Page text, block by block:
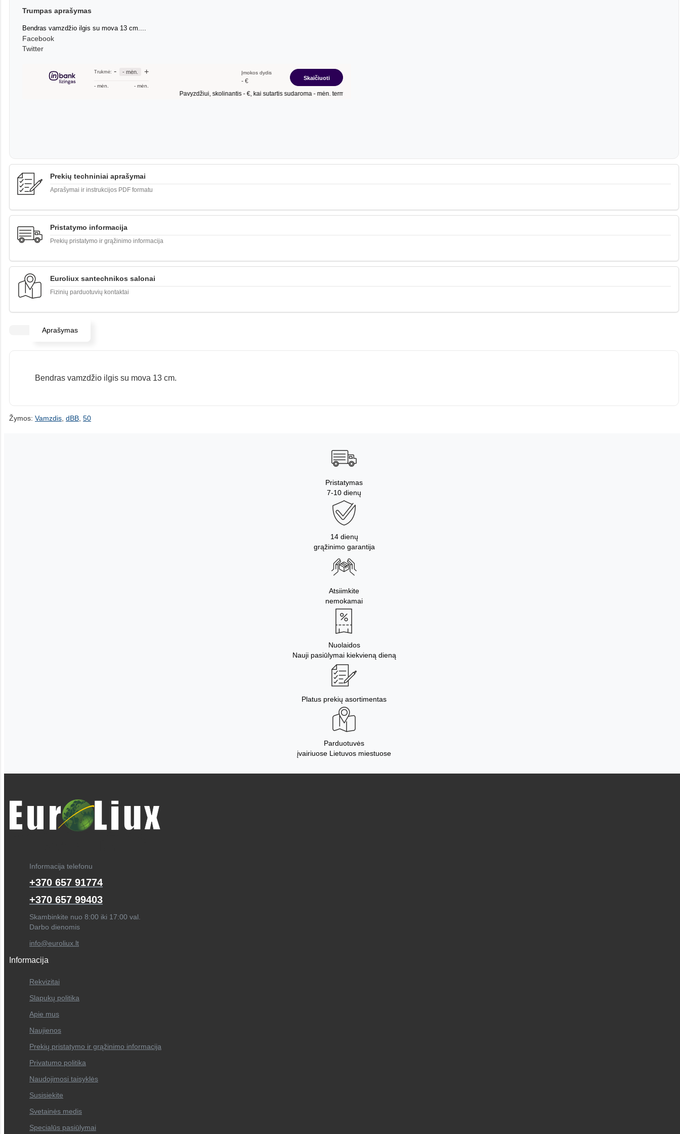
Trumpas aprašymas
Bendras vamzdžio ilgis su mova 13 cm....
Facebook
Twitter
Prekių techniniai aprašymai
Aprašymai ir instrukcijos PDF formatu
Pristatymo informacija
Prekių pristatymo ir grąžinimo informacija
Euroliux santechnikos salonai
Fizinių parduotuvių kontaktai
Aprašymas
Bendras vamzdžio ilgis su mova 13 cm.
Žymos: Vamzdis dBB 50
Pristatymas
7-10 dienų
14 dienų
grąžinimo garantija
Atsiimkite
nemokamai
Nuolaidos
Nauji pasiūlymai kiekvieną dieną
Platus prekių asortimentas
Parduotuvės
įvairiuose Lietuvos miestuose
Informacija telefonu
+370 657 91774
+370 657 99403
Skambinkite nuo 8:00 iki 17:00 val.
Darbo dienomis
info@euroliux.lt
Informacija
Rekvizitai
Slapukų politika
Apie mus
Naujienos
Prekių pristatymo ir grąžinimo informacija
Privatumo politika
Naudojimosi taisyklės
Susisiekite
Svetainės medis
Specialūs pasiūlymai